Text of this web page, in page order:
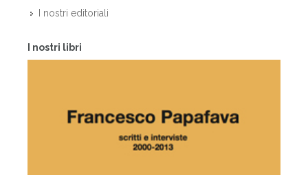
I nostri editoriali
I nostri libri